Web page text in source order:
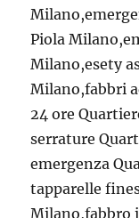
Piola
Milano,esety
Milano,fabbri
24 ore
serrature
emergenza
tapparelle
Milano,fabbro